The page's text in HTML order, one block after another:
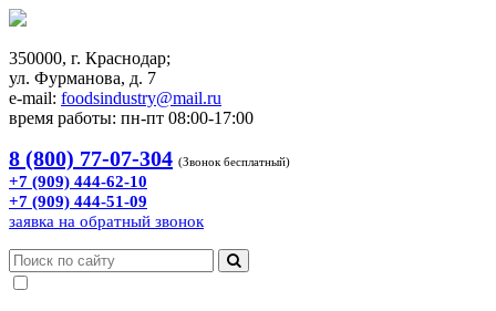
350000, г. Краснодар;
ул. Фурманова, д. 7
e-mail: foodsindustry@mail.ru
время работы: пн-пт 08:00-17:00
8 (800) 77-07-304 (Звонок бесплатный)
+7 (909) 444-62-10
+7 (909) 444-51-09
заявка на обратный звонок